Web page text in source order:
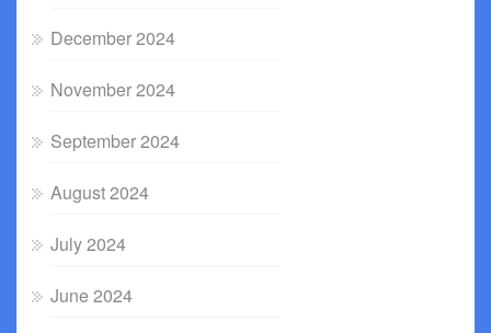
December 2024
November 2024
September 2024
August 2024
July 2024
June 2024